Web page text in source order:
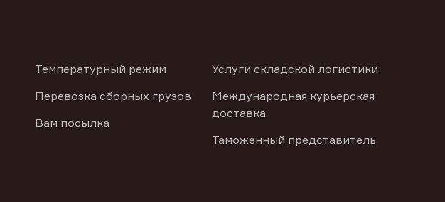
Температурный режим
Перевозка сборных грузов
Вам посылка
Услуги складской логистики
Международная курьерская
доставка
Таможенный представитель